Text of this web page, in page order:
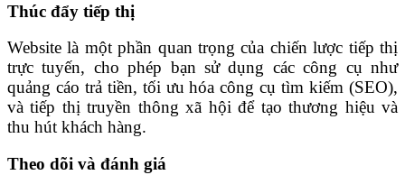
Thúc đẩy tiếp thị
Website là một phần quan trọng của chiến lược tiếp thị
trực tuyến, cho phép bạn sử dụng các công cụ như
quảng cáo trả tiền, tối ưu hóa công cụ tìm kiếm (SEO),
và tiếp thị truyền thông xã hội để tạo thương hiệu và
thu hút khách hàng.
Theo dõi và đánh giá